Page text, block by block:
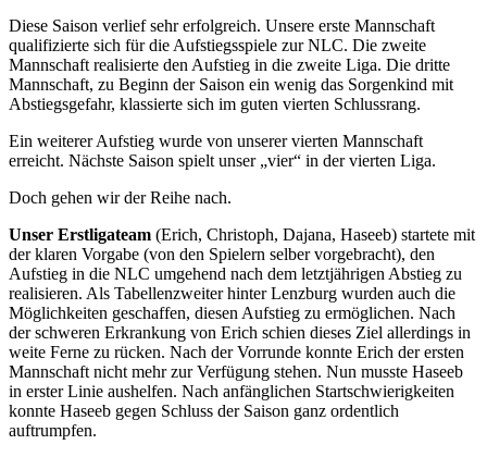
Diese Saison verlief sehr erfolgreich. Unsere erste Mannschaft
qualifizierte sich für die Aufstiegsspiele zur NLC. Die zweite
Mannschaft realisierte den Aufstieg in die zweite Liga. Die dritte
Mannschaft, zu Beginn der Saison ein wenig das Sorgenkind mit
Abstiegsgefahr, klassierte sich im guten vierten Schlussrang.
Ein weiterer Aufstieg wurde von unserer vierten Mannschaft
erreicht. Nächste Saison spielt unser „vier“ in der vierten Liga.
Doch gehen wir der Reihe nach.
Unser Erstligateam (Erich, Christoph, Dajana, Haseeb) startete mit
der klaren Vorgabe (von den Spielern selber vorgebracht), den
Aufstieg in die NLC umgehend nach dem letztjährigen Abstieg zu
realisieren. Als Tabellenzweiter hinter Lenzburg wurden auch die
Möglichkeiten geschaffen, diesen Aufstieg zu ermöglichen. Nach
der schweren Erkrankung von Erich schien dieses Ziel allerdings in
weite Ferne zu rücken. Nach der Vorrunde konnte Erich der ersten
Mannschaft nicht mehr zur Verfügung stehen. Nun musste Haseeb
in erster Linie aushelfen. Nach anfänglichen Startschwierigkeiten
konnte Haseeb gegen Schluss der Saison ganz ordentlich
auftrumpfen.